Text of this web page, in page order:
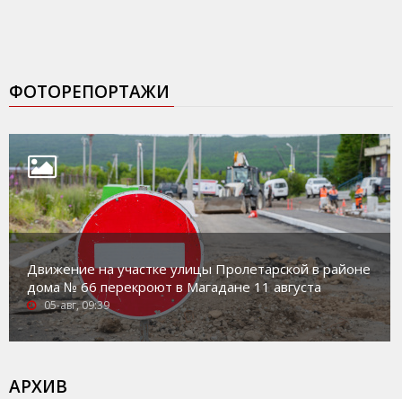
ФОТОРЕПОРТАЖИ
Движение на участке улицы Пролетарской в районе
дома № 66 перекроют в Магадане 11 августа
05-авг, 09:39
АРХИВ